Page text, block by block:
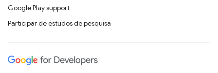
Google Play support
Participar de estudos de pesquisa